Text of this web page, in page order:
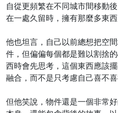
自從更頻繁在不同城市間移動
在一處久留時，擁有那麼多東
他也坦言，自己以前總想把空
件，但偏偏每個都是難以割捨
西時會先思考，這個東西應該
融合，而不是只考慮自己喜不喜
但他笑說，物件還是一個非常